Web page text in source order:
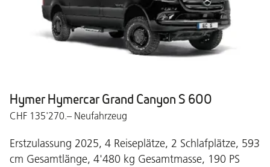
Hymer Hymercar Grand Canyon S 600
CHF 135'270.– Neufahrzeug
Erstzulassung 2025, 4 Reiseplätze, 2 Schlafplätze, 593
cm Gesamtlänge, 4'480 kg Gesamtmasse, 190 PS